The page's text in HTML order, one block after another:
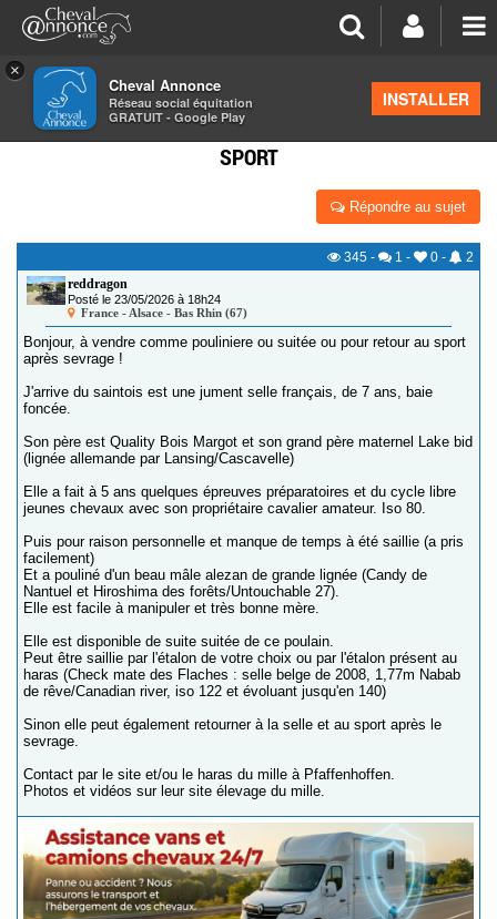
×
Cheval Annonce
Réseau social équitation
GRATUIT - Google Play
INSTALLER
>Petites annonces>Poulinières
POULINIÈRE 7 ANS SUITÉE, À REMPLIR OU RETOUR
SPORT
Répondre au sujet
345 - 1 - 0 -
2
reddragon
Posté le 23/05/2026 à 18h24
France - Alsace - Bas Rhin (67)
Bonjour, à vendre comme pouliniere ou suitée ou pour retour au sport
après sevrage !
J'arrive du saintois est une jument selle français, de 7 ans, baie
foncée.
Son père est Quality Bois Margot et son grand père maternel Lake bid
(lignée allemande par Lansing/Cascavelle)
Elle a fait à 5 ans quelques épreuves préparatoires et du cycle libre
jeunes chevaux avec son propriétaire cavalier amateur. Iso 80.
Puis pour raison personnelle et manque de temps à été saillie (a pris
facilement)
Et a pouliné d'un beau mâle alezan de grande lignée (Candy de
Nantuel et Hiroshima des forêts/Untouchable 27).
Elle est facile à manipuler et très bonne mère.
Elle est disponible de suite suitée de ce poulain.
Peut être saillie par l'étalon de votre choix ou par l'étalon présent au
haras (Check mate des Flaches : selle belge de 2008, 1,77m Nabab
de rêve/Canadian river, iso 122 et évoluant jusqu'en 140)
Sinon elle peut également retourner à la selle et au sport après le
sevrage.
Contact par le site et/ou le haras du mille à Pfaffenhoffen.
Photos et vidéos sur leur site élevage du mille.